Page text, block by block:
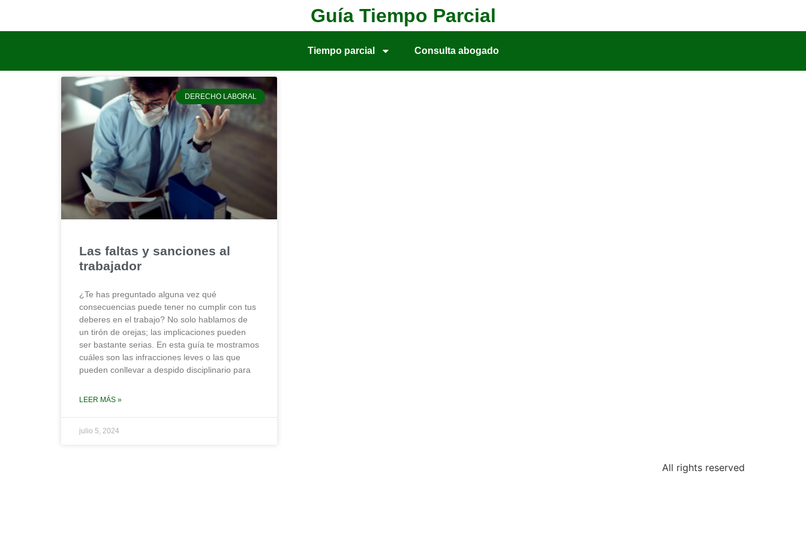
Guía Tiempo Parcial
Tiempo parcial Consulta abogado
DERECHO LABORAL
Las faltas y sanciones al
trabajador
¿Te has preguntado alguna vez qué
consecuencias puede tener no cumplir con tus
deberes en el trabajo? No solo hablamos de
un tirón de orejas; las implicaciones pueden
ser bastante serias. En esta guía te mostramos
cuáles son las infracciones leves o las que
pueden conllevar a despido disciplinario para
LEER MÁS »
julio 5, 2024
All rights reserved